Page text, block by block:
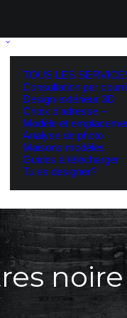
TOUS LES
Consultation par
Design extérieur 3D
Choix d’adresse –
Modèle et
Analyse de photo
Maisons modèles
Guides à télécharger
Tu es designer?
noire